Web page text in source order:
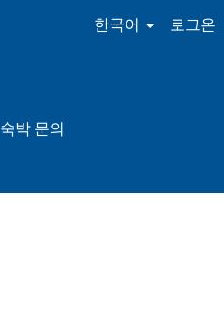
한국어 로그온
숙박 문의